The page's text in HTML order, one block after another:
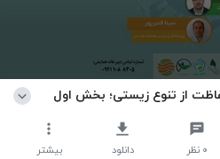
از تنوع زیستی؛ بخش اول
۰ نظر دانلود بیشتر